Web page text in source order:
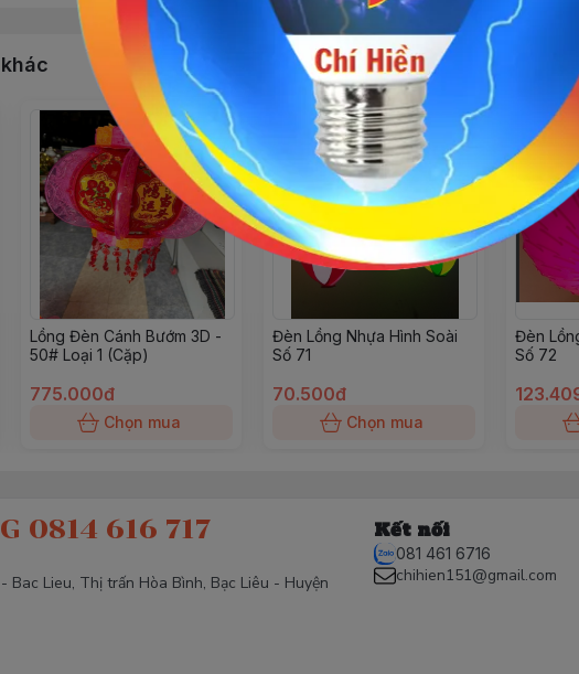
Lồng Đèn Cánh Bướm 3D -
50# Loại 1 (Cặp)
775.000đ
Chọn mua
Đèn Lồng Nhựa Hình Soài
Số 71
70.500đ
Chọn mua
Đèn
Số 72
0814 616 717
Bac Lieu, Thị trấn Hòa Bình, Bạc Liêu - Huyện
Kết nối
081 461 6716
chihien151@gmail.com